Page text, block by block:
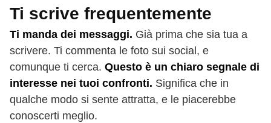
Ti scrive frequentemente
Ti manda dei messaggi. Già prima che sia tua a
scrivere. Ti commenta le foto sui social, e
comunque ti cerca. Questo è un chiaro segnale di
interesse nei tuoi confronti. Significa che in
qualche modo si sente attratta, e le piacerebbe
conoscerti meglio.